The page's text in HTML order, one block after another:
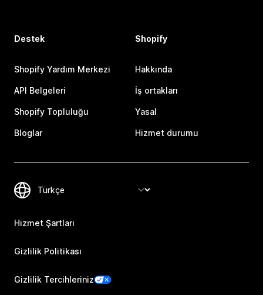
Destek
Shopify Yardım Merkezi
API Belgeleri
Shopify Topluluğu
Bloglar
Shopify
Hakkında
İş ortakları
Yasal
Hizmet durumu
Hizmet Şartları
Gizlilik Politikası
Gizlilik Tercihleriniz